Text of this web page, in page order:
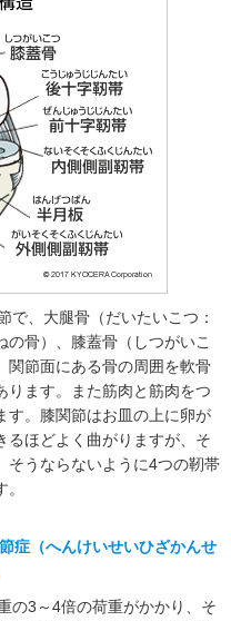
で、大腿骨（だいたいこつ：
骨）、膝蓋骨（しつがいこ
関節面にある骨の周囲を軟骨
ります。また筋肉と筋肉をつ
す。膝関節はお皿の上に卵が
るほどよく曲がりますが、そ
そうならないように4つの靭帯
症（へんけいせいひざかんせ
の3～4倍の荷重がかかり、そ